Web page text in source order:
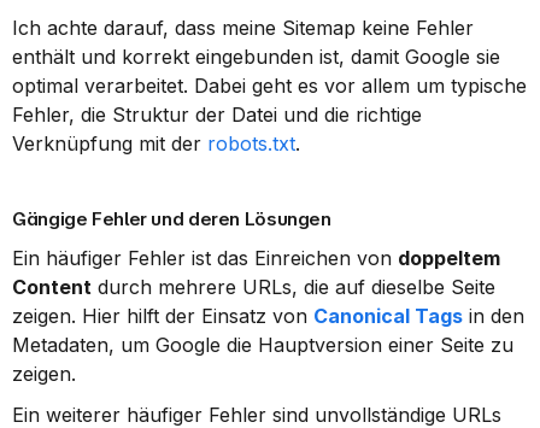
Ich achte darauf, dass meine Sitemap keine Fehler
enthält und korrekt eingebunden ist, damit Google sie
optimal verarbeitet. Dabei geht es vor allem um typische
Fehler, die Struktur der Datei und die richtige
Verknüpfung mit der robots.txt.
Gängige Fehler und deren Lösungen
Ein häufiger Fehler ist das Einreichen von doppeltem
Content durch mehrere URLs, die auf dieselbe Seite
zeigen. Hier hilft der Einsatz von Canonical Tags in den
Metadaten, um Google die Hauptversion einer Seite zu
zeigen.
Ein weiterer häufiger Fehler sind unvollständige URLs